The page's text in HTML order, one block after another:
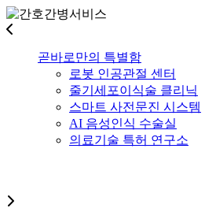
곧바로만의 특별함
로봇 인공관절 센터
줄기세포이식술 클리닉
스마트 사전문진 시스템
AI 음성인식 수술실
의료기술 특허 연구소